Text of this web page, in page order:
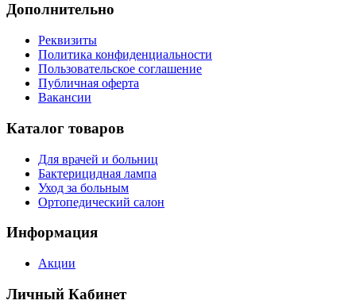
Дополнительно
Реквизиты
Политика конфиденциальности
Пользовательское соглашение
Публичная оферта
Вакансии
Каталог товаров
Для врачей и больниц
Бактерицидная лампа
Уход за больным
Ортопедический салон
Информация
Акции
Личный Кабинет